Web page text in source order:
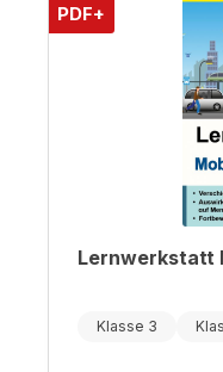
PDF+
Lernwerkstatt
Klasse 3